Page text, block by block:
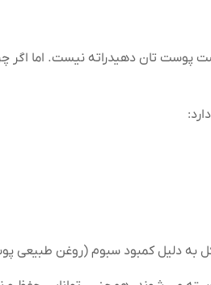
پوست تان دهیدراته نیست. اما اگر
به دلیل کمبود سبوم (روغن طبیعی